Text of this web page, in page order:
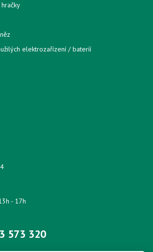
elektrozařízení / bateríí
- 17h
573 320